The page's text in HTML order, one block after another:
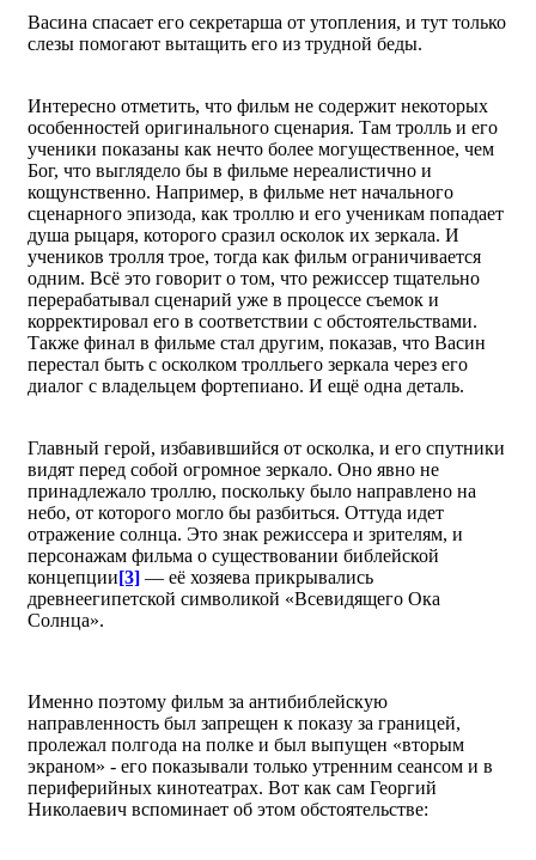
Васина спасает его секретарша от утопления, и тут только
слезы помогают вытащить его из трудной беды.
Интересно отметить, что фильм не содержит некоторых
особенностей оригинального сценария. Там тролль и его
ученики показаны как нечто более могущественное, чем
Бог, что выглядело бы в фильме нереалистично и
кощунственно. Например, в фильме нет начального
сценарного эпизода, как троллю и его ученикам попадает
душа рыцаря, которого сразил осколок их зеркала. И
учеников тролля трое, тогда как фильм ограничивается
одним. Всё это говорит о том, что режиссер тщательно
перерабатывал сценарий уже в процессе съемок и
корректировал его в соответствии с обстоятельствами.
Также финал в фильме стал другим, показав, что Васин
перестал быть с осколком тролльего зеркала через его
диалог с владельцем фортепиано. И ещё одна деталь.
Главный герой, избавившийся от осколка, и его спутники
видят перед собой огромное зеркало. Оно явно не
принадлежало троллю, поскольку было направлено на
небо, от которого могло бы разбиться. Оттуда идет
отражение солнца. Это знак режиссера и зрителям, и
персонажам фильма о существовании библейской
концепции[3] — её хозяева прикрывались
древнеегипетской символикой «Всевидящего Ока
Солнца».
Именно поэтому фильм за антибиблейскую
направленность был запрещен к показу за границей,
пролежал полгода на полке и был выпущен «вторым
экраном» - его показывали только утренним сеансом и в
периферийных кинотеатрах. Вот как сам Георгий
Николаевич вспоминает об этом обстоятельстве: